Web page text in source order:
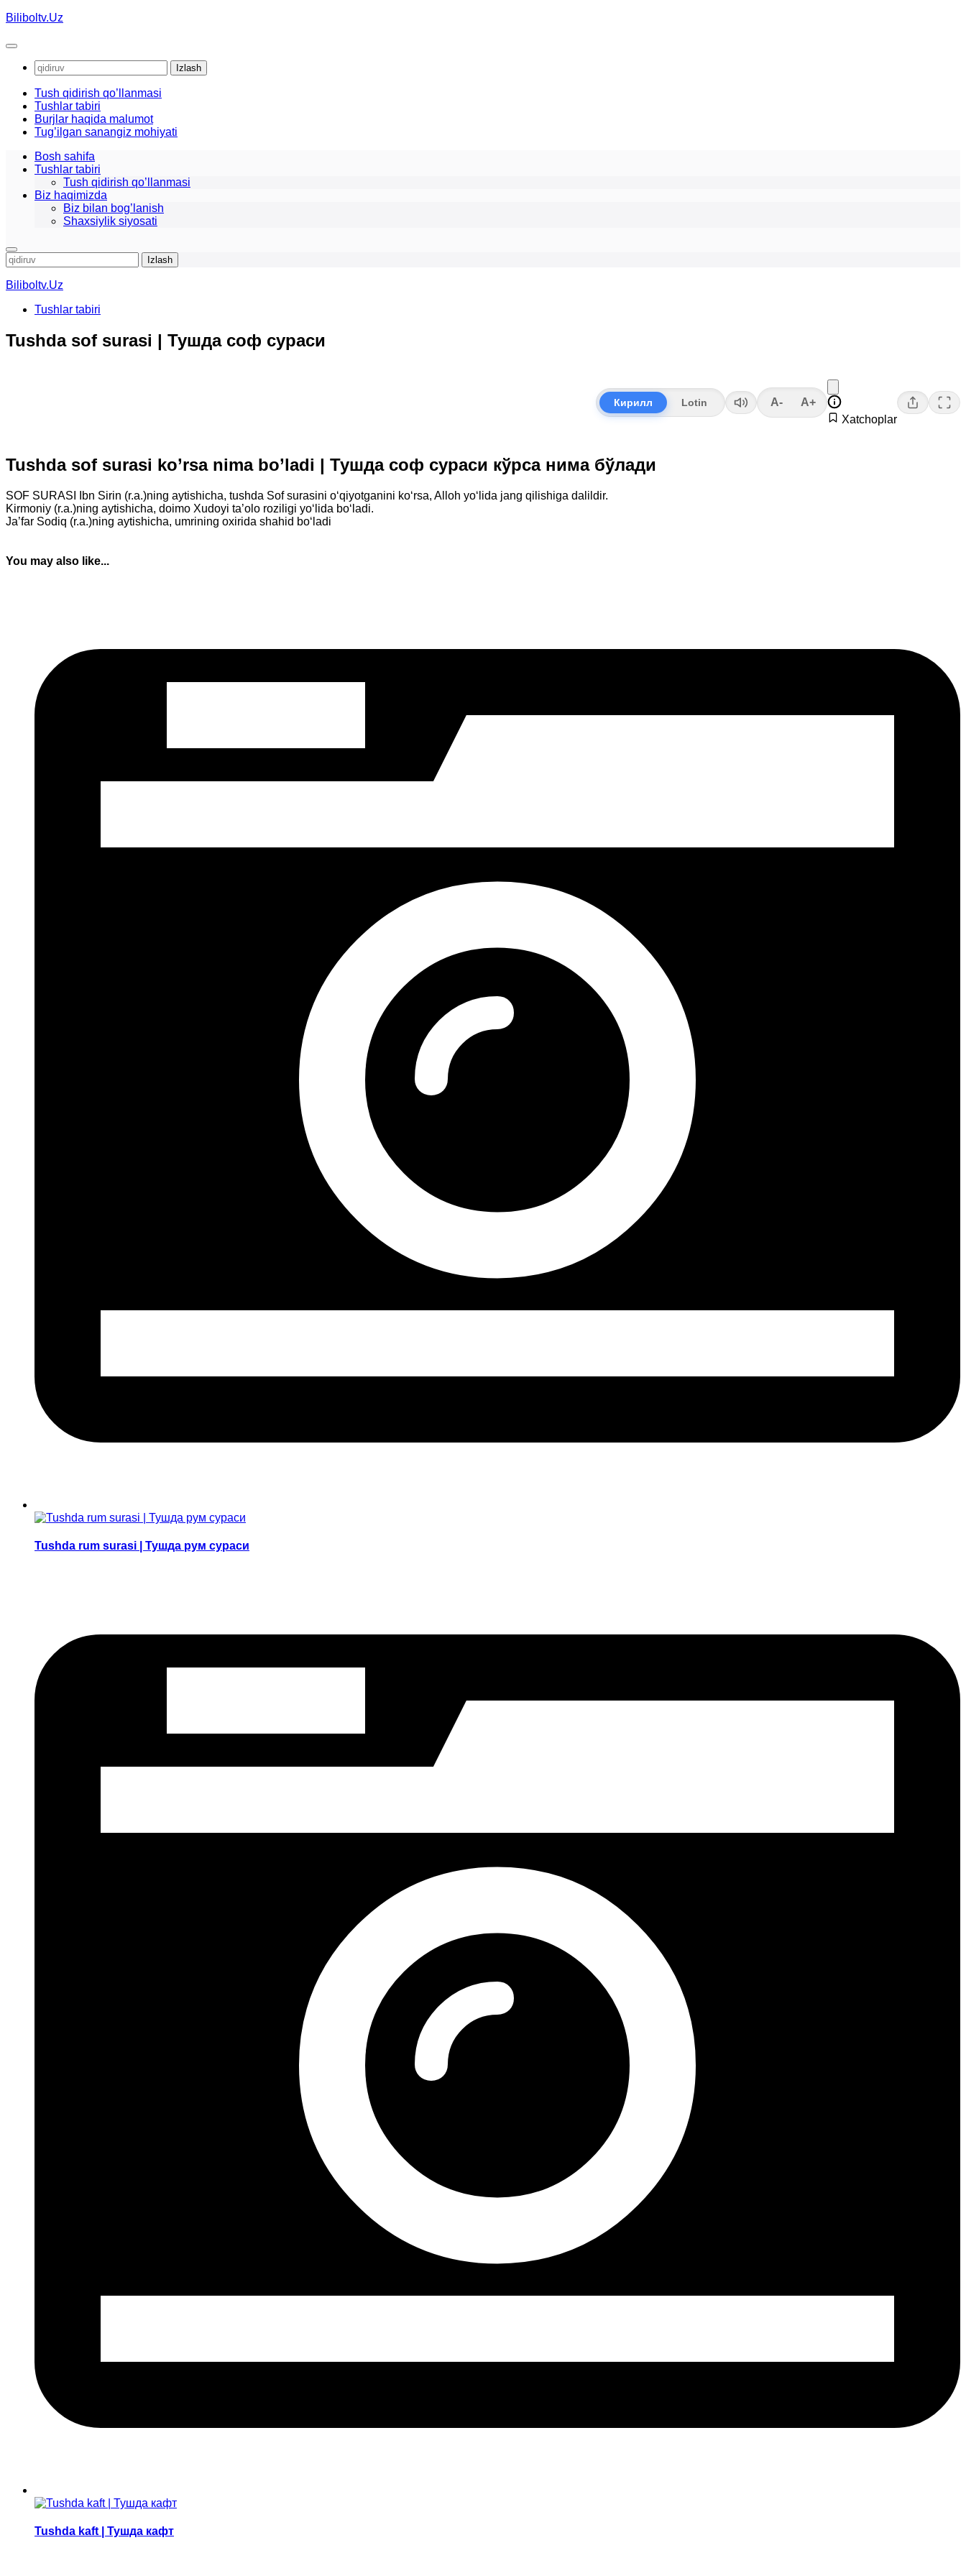
Skip
content
Biliboltv.Uz
Qidirshish:
Tush qidirish qo’llanmasi
Tushlar tabiri
Burjlar haqida malumot
Tug’ilgan sanangiz mohiyati
Bosh sahifa
Tushlar tabiri
Tush qidirish qo’llanmasi
Biz haqimizda
Biz bilan bog’lanish
Shaxsiylik siyosati
Qidirshish:
Biliboltv.Uz
Tushlar tabiri
Tushda sof surasi | Тушда соф сураси
Кирилл Lotin A-
A+
Xatchoplar
Tushda sof surasi ko’rsa nima bo’ladi | Тушда соф сураси кўрса нима бўлади
SOF SURASI Ibn Sirin (r.a.)ning aytishicha, tushda Sof surasini o‘qiyotganini ko‘rsa, Alloh yo‘lida jang qilishiga dalildir.
Kirmoniy (r.a.)ning aytishicha, doimo Xudoyi ta’olo roziligi yo‘lida bo‘ladi.
Ja’far Sodiq (r.a.)ning aytishicha, umrining oxirida shahid bo‘ladi
You may also like...
Tushda rum surasi | Тушда рум сураси
Tushda kaft | Тушда кафт